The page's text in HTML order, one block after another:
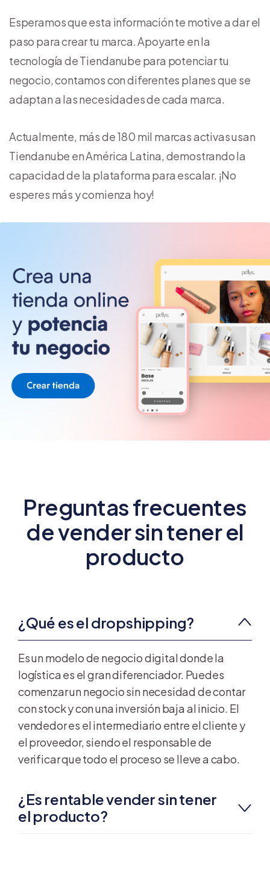
Esperamos que esta información te motive a dar el
paso para crear tu marca. Apoyarte en la
tecnología de Tiendanube para potenciar tu
negocio, contamos con diferentes planes que se
adaptan a las necesidades de cada marca.
Actualmente, más de 180 mil marcas activas usan
Tiendanube en América Latina, demostrando la
capacidad de la plataforma para escalar. ¡No
esperes más y comienza hoy!
Preguntas frecuentes
de vender sin tener el
producto
¿Qué es el dropshipping?
Es un modelo de negocio digital donde la
logística es el gran diferenciador. Puedes
comenzar un negocio sin necesidad de contar
con stock y con una inversión baja al inicio. El
vendedor es el intermediario entre el cliente y
el proveedor, siendo el responsable de
verificar que todo el proceso se lleve a cabo.
¿Es rentable vender sin tener
el producto?